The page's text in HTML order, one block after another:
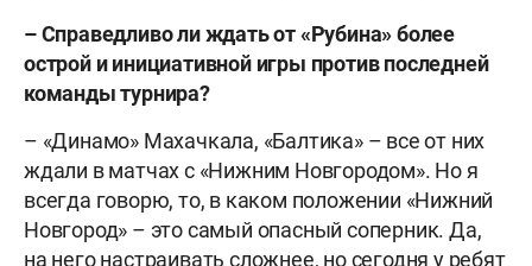
– Справедливо ли ждать от «Рубина» более
острой и инициативной игры против последней
команды турнира?
– «Динамо» Махачкала, «Балтика» – все от них
ждали в матчах с «Нижним Новгородом». Но я
всегда говорю, то, в каком положении «Нижний
Новгород» – это самый опасный соперник. Да,
на него настраивать сложнее, но сегодня у ребят